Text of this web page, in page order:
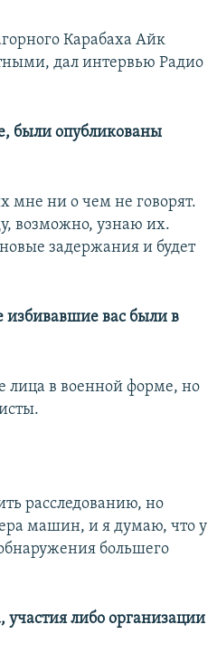
Карабаха Айк
дал интервью Радио
были опубликованы
мне ни о чем не говорят.
возможно, узнаю их.
задержания и будет
избивавшие вас были в
лица в военной форме, но
расследованию, но
машин, и я думаю, что у
большего
либо организации